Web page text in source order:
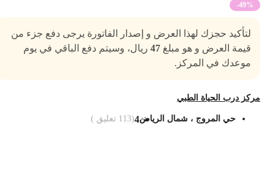
-49%
لتأكيد حجزك لهذا العرض و إصدار الفاتورة يرجى دفع جزء من
قيمة العرض و هو مبلغ47ريال، وسيتم دفع الباقي في يوم
موعدك في المركز.
درب الحياة الطبي
حي المروج ، شمال الرياض 4
(
113تعليق )